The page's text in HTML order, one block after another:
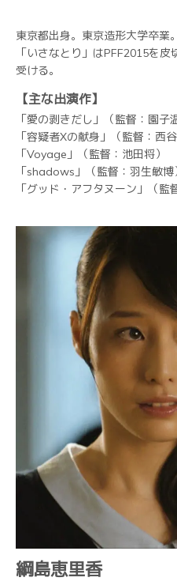
東京都出身。東京造形大学卒業
「いさなとり」はPFF2015を
受ける。
【主な出演作】
「愛の剥きだし」（監督：園子
「容疑者Xの献身」（監督：西谷
「Voyage」（監督：池田将）
「shadows」（監督：羽生敏博
「グッド・アフタヌーン」（監
綱島恵里香